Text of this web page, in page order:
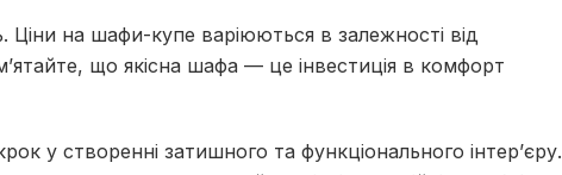
Ціни на шафи-купе варіюються в залежності від
що якісна шафа — це інвестиція в комфорт
у створенні затишного та функціонального інтер’єру.